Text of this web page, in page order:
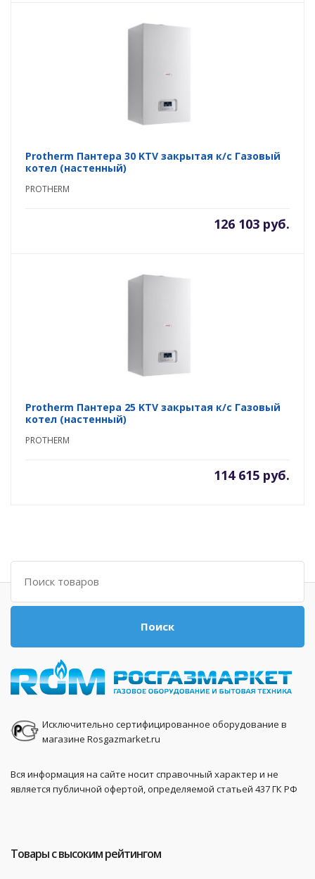
Protherm Пантера 30 KTV закрытая к/с Газовый
котел (настенный)
PROTHERM
126 103 руб.
Protherm Пантера 25 KTV закрытая к/с Газовый
котел (настенный)
PROTHERM
114 615 руб.
Поиск
Поиск
Исключительно сертифицированное оборудование в
магазине Rosgazmarket.ru
Вся информация на сайте носит справочный характер и не
является публичной офертой, определяемой статьей 437 ГК РФ
Товары с высоким рейтингом